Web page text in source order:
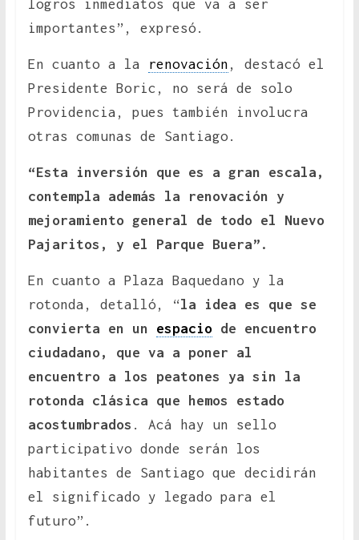
logros inmediatos que va a ser
importantes”, expresó.
En cuanto a la renovación , destacó el
Presidente Boric, no será de solo
Providencia, pues también involucra
otras comunas de Santiago.
“Esta inversión que es a gran escala,
contempla además la renovación y
mejoramiento general de todo el Nuevo
Pajaritos, y el Parque Buera”.
En cuanto a Plaza Baquedano y la
rotonda, detalló, “la idea es que se
convierta en un espaciode encuentro
ciudadano, que va a poner al
encuentro a los peatones ya sin la
rotonda clásica que hemos estado
acostumbrados . Acá hay un sello
participativo donde serán los
habitantes de Santiago que decidirán
el significado y legado para el
futuro”.